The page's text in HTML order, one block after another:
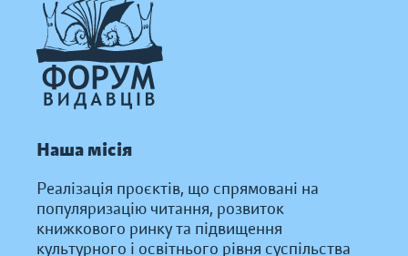
Наша місія
Реалізація проєктів, що спрямовані на
популяризацію читання, розвиток
книжкового ринку та підвищення
культурного і освітнього рівня суспільства